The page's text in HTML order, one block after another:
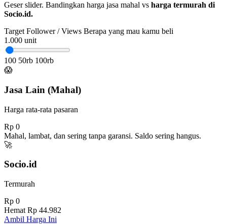
Geser slider. Bandingkan harga jasa mahal vs harga termurah di
Socio.id.
Target Follower / Views Berapa yang mau kamu beli
1.000 unit
100 50rb 100rb
😱
Jasa Lain (Mahal)
Harga rata-rata pasaran
Rp 0
Mahal, lambat, dan sering tanpa garansi. Saldo sering hangus.
🚀
Socio.id
Termurah
Rp 0
Hemat Rp 44.982
Ambil Harga Ini